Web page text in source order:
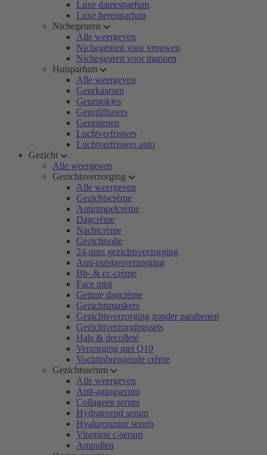
Luxe damesparfum
Luxe herenparfum
Nichegeuren
Alle weergeven
Nichegeuren voor vrouwen
Nichegeuren voor mannen
Huisparfum
Alle weergeven
Geurkaarsen
Geurstokjes
Geurdiffusers
Geurstenen
Luchtverfrissers
Luchtverfrissers auto
Gezicht
Alle weergeven
Gezichtsverzorging
Alle weergeven
Gezichtscrème
Antirimpelcrème
Dagcrème
Nachtcrème
Gezichtsolie
24-uurs gezichtsverzorging
Anti-puistjesverzorging
Bb- & cc-crème
Face mist
Getinte dagcrème
Gezichtsmaskers
Gezichtsverzorging zonder parabenen
Gezichtverzorgingssets
Hals & decolleté
Verzorging met Q10
Vochtinbrengende crème
Gezichtsserum
Alle weergeven
Anti-agingserum
Collageen serum
Hydraterend serum
Hyaluronzuur serum
Vitamine c-serum
Ampullen